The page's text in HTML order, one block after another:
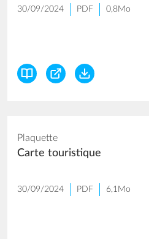
30/09/2024 PDF 0,8Mo
Plaquette
Carte touristique
30/09/2024 PDF 6,1Mo